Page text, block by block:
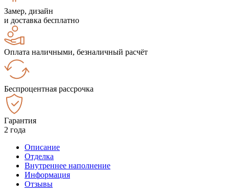
Замер, дизайн
и доставка бесплатно
Оплата наличными, безналичный расчёт
Беспроцентная рассрочка
Гарантия
2 года
Описание
Отделка
Внутреннее наполнение
Информация
Отзывы